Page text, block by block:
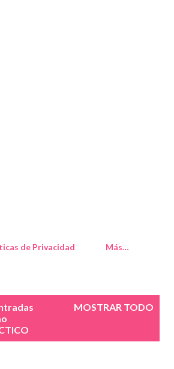
de Privacidad Más…
MOSTRAR TODO